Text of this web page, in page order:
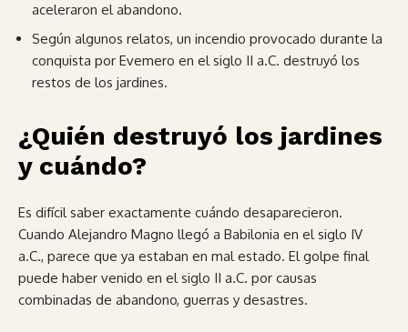
aceleraron el abandono.
Según algunos relatos, un incendio provocado durante la
conquista por Evemero en el siglo II a.C. destruyó los
restos de los jardines.
¿Quién destruyó los jardines
y cuándo?
Es difícil saber exactamente cuándo desaparecieron.
Cuando Alejandro Magno llegó a Babilonia en el siglo IV
a.C., parece que ya estaban en mal estado. El golpe final
puede haber venido en el siglo II a.C. por causas
combinadas de abandono, guerras y desastres.